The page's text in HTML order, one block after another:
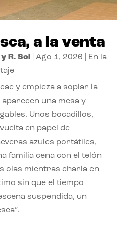
a la venta
R. Sol| Ago 1, 2026
En la
y empieza a soplar la
una mesa y
Unos bocadillos,
en papel de
azules portátiles,
familia cena con el telón
olas mientras charla en
sin que el tiempo
suspendida, un